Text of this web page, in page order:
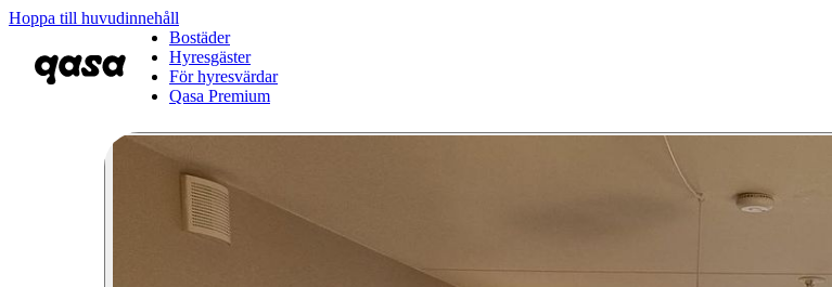
Hoppa till huvudinnehåll
Bostäder
Hyresgäster
För hyresvärdar
Qasa Premium